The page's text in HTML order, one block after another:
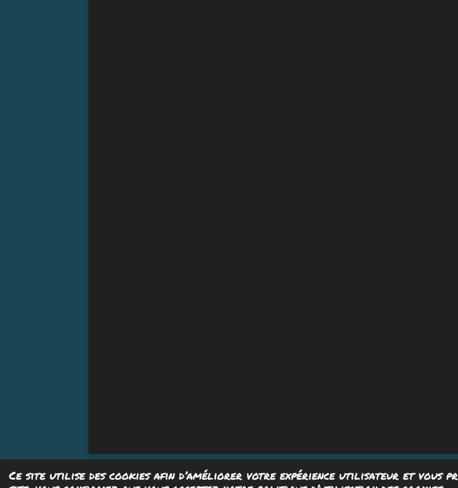
Ce site utilise des cookies afin d’améliorer votre expérience utilisateur et vous
© 2023 Psyaïeaïe Studio - Tous droits réservés